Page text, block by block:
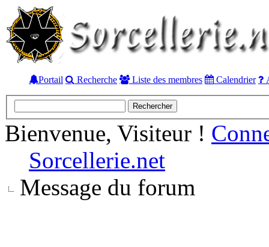
Portail Recherche Liste des membres Calendrier
Bienvenue, Visiteur !
Sorcellerie.net
Message du forum